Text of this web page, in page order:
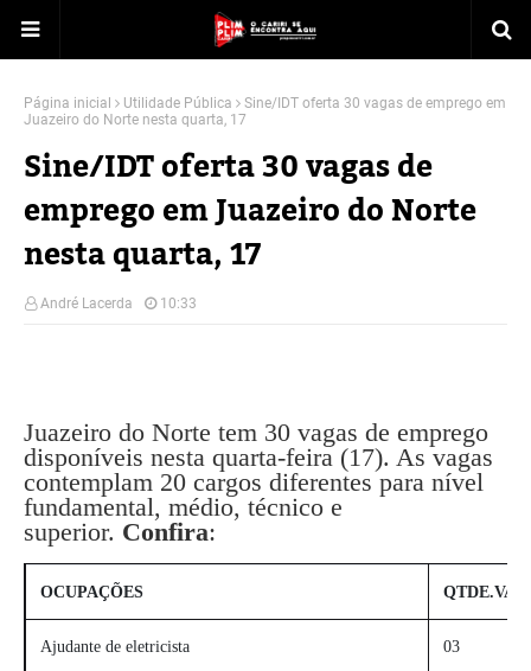
Página inicial Utilidade Pública
Sine/IDT oferta 30 vagas de emprego em
Juazeiro do Norte nesta quarta, 17
Sine/IDT oferta 30 vagas de
emprego em Juazeiro do Norte
nesta quarta, 17
André Lacerda 10:33
Juazeiro do Norte tem 30 vagas de emprego
disponíveis nesta quarta-feira (17). As vagas
contemplam 20 cargos diferentes para nível
fundamental, médio, técnico e
superior. Confira:
OCUPAÇÕES
Ajudante de eletricista 03